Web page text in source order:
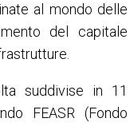
al mondo delle
del capitale
suddivise in 11
FEASR (Fondo